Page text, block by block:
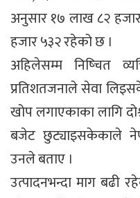
अनुसार १७ लाख ८२
हजार ५३२ रहेको छ ।
अहिलेसम्म निष्चित
प्रतिशतजनाले सेवा
खोप लगाएकाका लागि
बजेट छुट्याइसकेकाले
उनले बताए ।
उत्पादनभन्दा माग बढी